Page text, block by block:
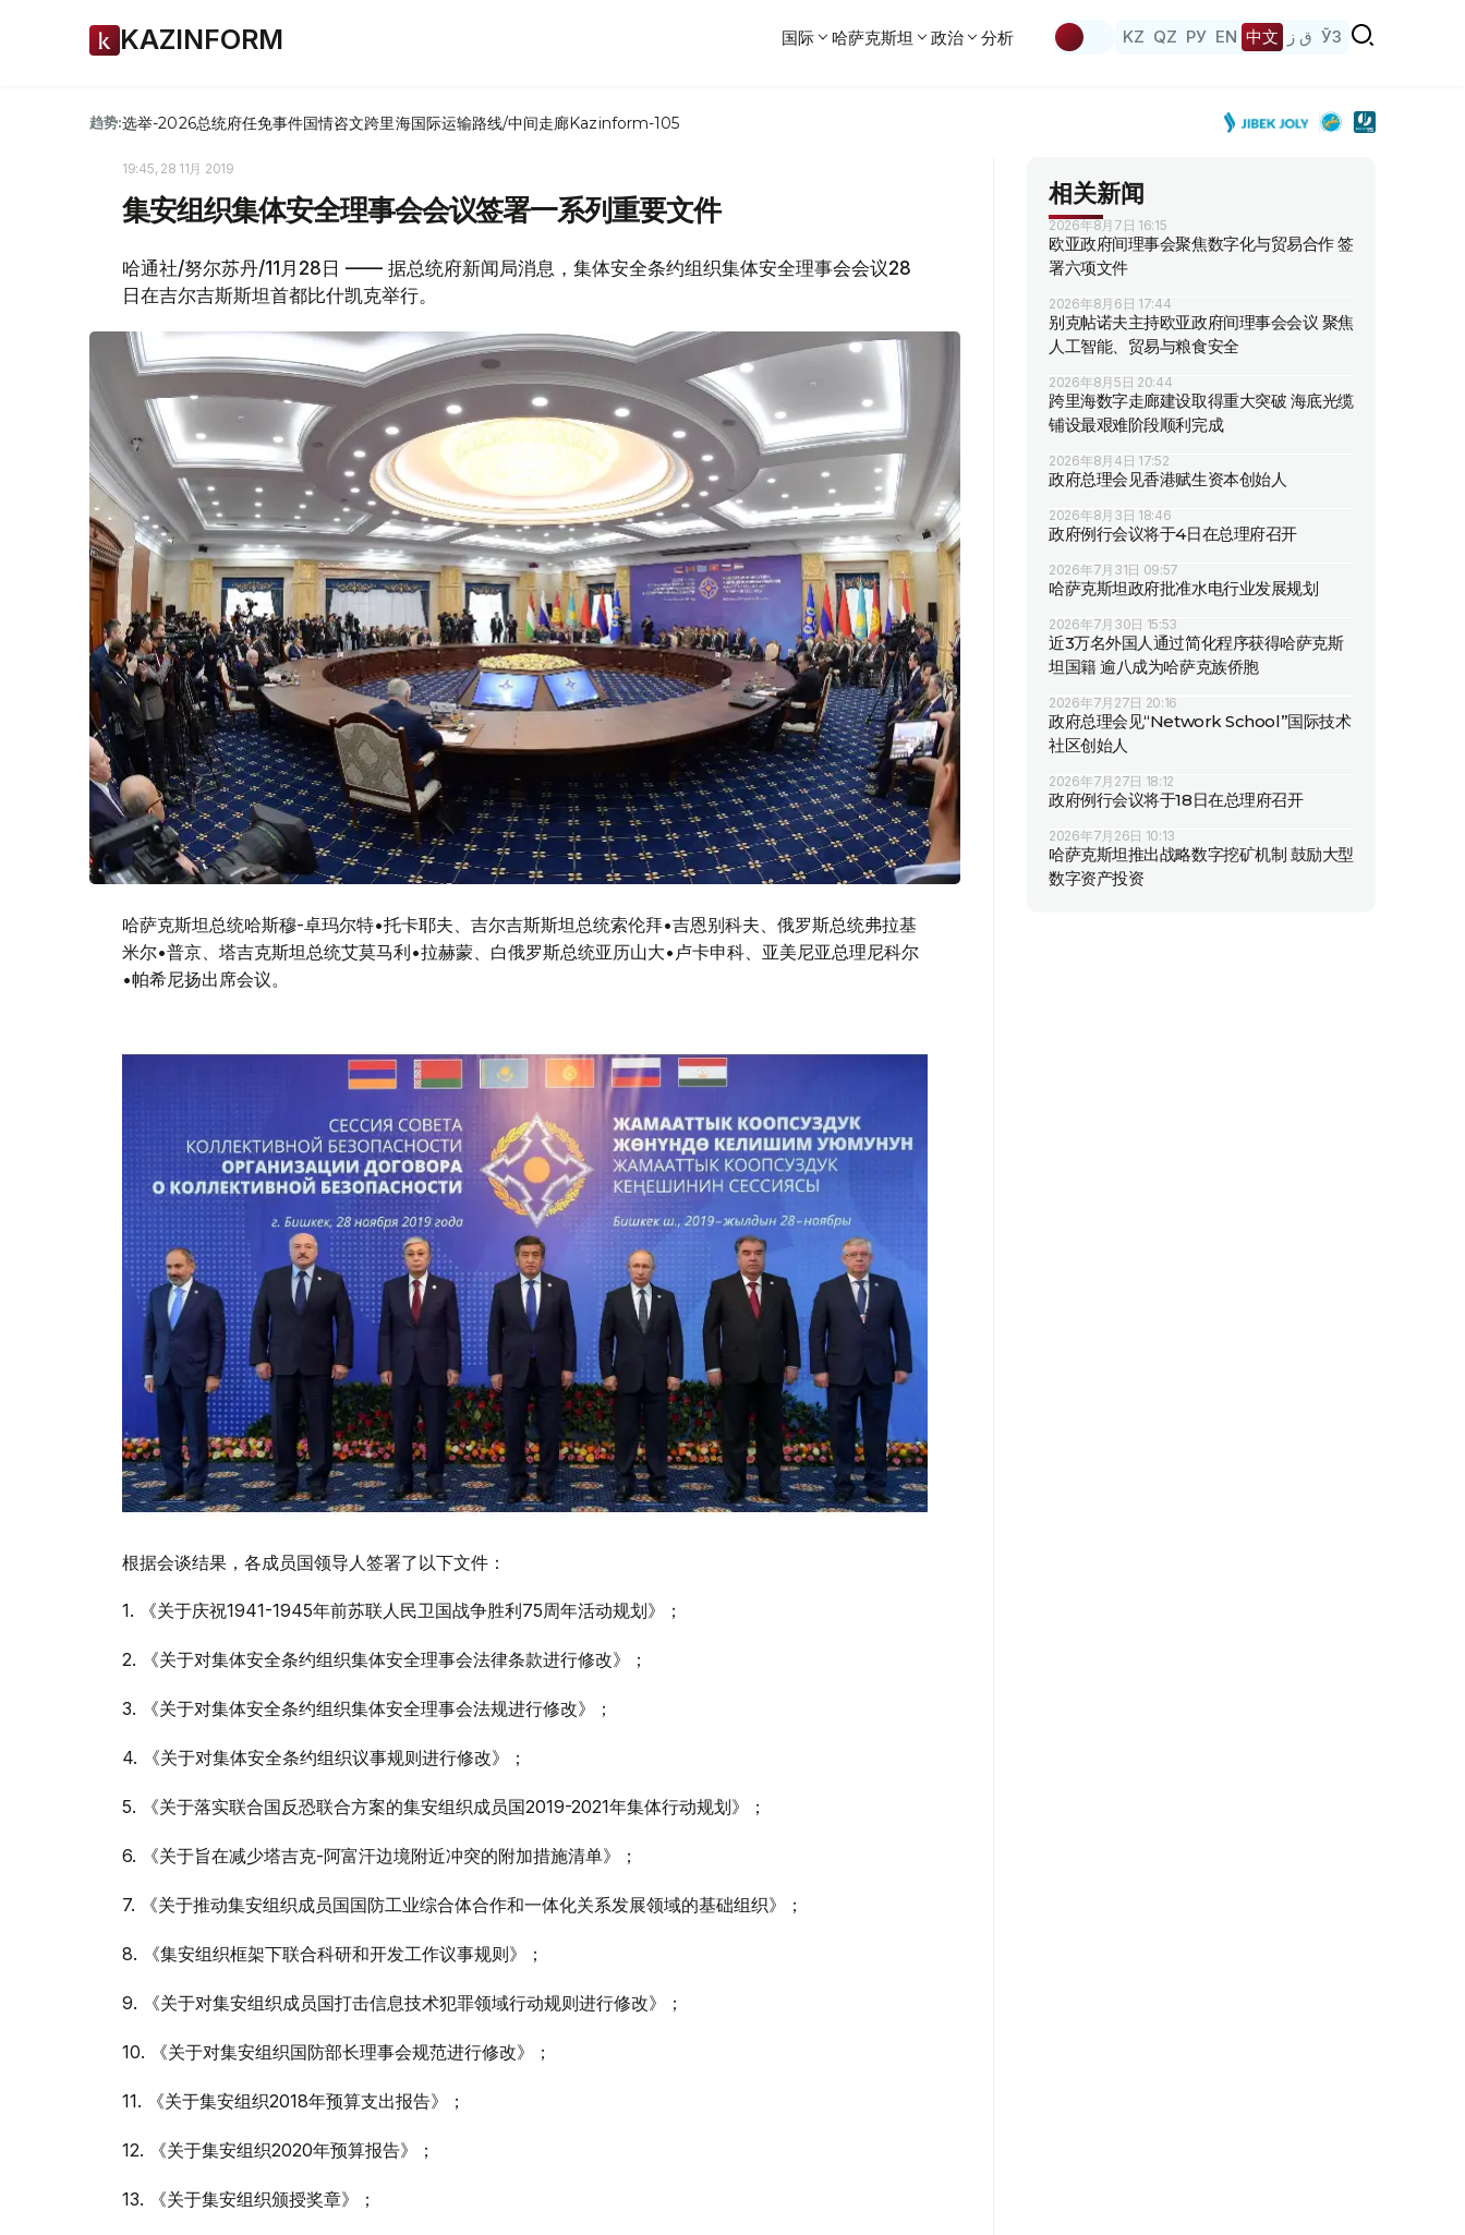
KAZINFORM 国际 哈萨克斯坦 政治 分析 KZ QZ РУ EN 中文 ق ز ЎЗ
趋势:选举-2026总统府任免事件国情咨文跨里海国际运输路线/中间走廊Kazinform-105
19:45, 28 11月 2019
集安组织集体安全理事会会议签署一系列重要文件
哈通社/努尔苏丹/11月28日 —— 据总统府新闻局消息，集体安全条约组织集体安全理事会会议28
日在吉尔吉斯斯坦首都比什凯克举行。
哈萨克斯坦总统哈斯穆-卓玛尔特•托卡耶夫、吉尔吉斯斯坦总统索伦拜•吉恩别科夫、俄罗斯总统弗拉基
米尔•普京、塔吉克斯坦总统艾莫马利•拉赫蒙、白俄罗斯总统亚历山大•卢卡申科、亚美尼亚总理尼科尔
•帕希尼扬出席会议。
根据会谈结果，各成员国领导人签署了以下文件：
1. 《关于庆祝1941-1945年前苏联人民卫国战争胜利75周年活动规划》；
2. 《关于对集体安全条约组织集体安全理事会法律条款进行修改》；
3. 《关于对集体安全条约组织集体安全理事会法规进行修改》；
4. 《关于对集体安全条约组织议事规则进行修改》；
5. 《关于落实联合国反恐联合方案的集安组织成员国2019-2021年集体行动规划》；
6. 《关于旨在减少塔吉克-阿富汗边境附近冲突的附加措施清单》；
7. 《关于推动集安组织成员国国防工业综合体合作和一体化关系发展领域的基础组织》；
8. 《集安组织框架下联合科研和开发工作议事规则》；
9. 《关于对集安组织成员国打击信息技术犯罪领域行动规则进行修改》；
10. 《关于对集安组织国防部长理事会规范进行修改》；
11. 《关于集安组织2018年预算支出报告》；
12. 《关于集安组织2020年预算报告》；
13. 《关于集安组织颁授奖章》；
相关新闻
2026年8月7日 16:15
欧亚政府间理事会聚焦数字化与贸易合作 签
署六项文件
2026年8月6日 17:44
别克帖诺夫主持欧亚政府间理事会会议 聚焦
人工智能、贸易与粮食安全
2026年8月5日 20:44
跨里海数字走廊建设取得重大突破 海底光缆
铺设最艰难阶段顺利完成
2026年8月4日 17:52
政府总理会见香港赋生资本创始人
2026年8月3日 18:46
政府例行会议将于4日在总理府召开
2026年7月31日 09:57
哈萨克斯坦政府批准水电行业发展规划
2026年7月30日 15:53
近3万名外国人通过简化程序获得哈萨克斯
坦国籍 逾八成为哈萨克族侨胞
2026年7月27日 20:16
政府总理会见“Network School”国际技术
社区创始人
2026年7月27日 18:12
政府例行会议将于18日在总理府召开
2026年7月26日 10:13
哈萨克斯坦推出战略数字挖矿机制 鼓励大型
数字资产投资